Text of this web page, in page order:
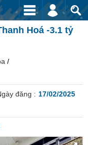
Hoá -3.1 tỷ
/
đăng : 17/02/2025